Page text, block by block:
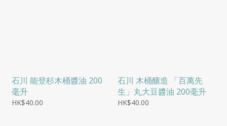
石川 能登杉木桶醬油 200
毫升
HK$40.00
石川 木桶釀造 「百萬先
生」丸大豆醬油 200毫升
HK$40.00